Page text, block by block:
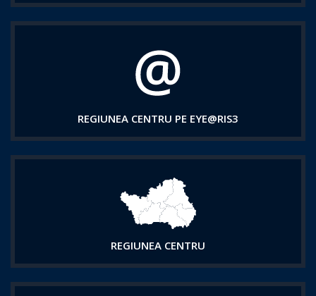
REGIUNEA CENTRU PE EYE@RIS3
REGIUNEA CENTRU